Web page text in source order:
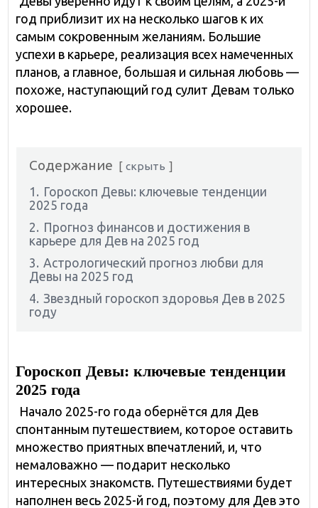
год приблизит их на несколько шагов к их
самым сокровенным желаниям. Большие
успехи в карьере, реализация всех намеченных
планов, а главное, большая и сильная любовь —
похоже, наступающий год сулит Девам только
хорошее.
Содержание скрыть
1. Гороскоп Девы: ключевые тенденции
2025 года
2. Прогноз финансов и достижения в
карьере для Дев на 2025 год
3. Астрологический прогноз любви для
Девы на 2025 год
4. Звездный гороскоп здоровья Дев в 2025
году
Гороскоп Девы: ключевые тенденции
2025 года
Начало 2025-го года обернётся для Дев
спонтанным путешествием, которое оставить
множество приятных впечатлений, и, что
немаловажно — подарит несколько
интересных знакомств. Путешествиями будет
наполнен весь 2025-й год, поэтому для Дев это